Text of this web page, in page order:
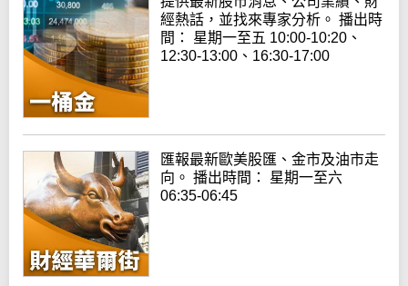
經熱話，並找來專家分析。 播出時
間： 星期一至五 10:00-10:20、
12:30-13:00、16:30-17:00
匯報最新歐美股匯、金市及油市走
向。 播出時間： 星期一至六
06:35-06:45